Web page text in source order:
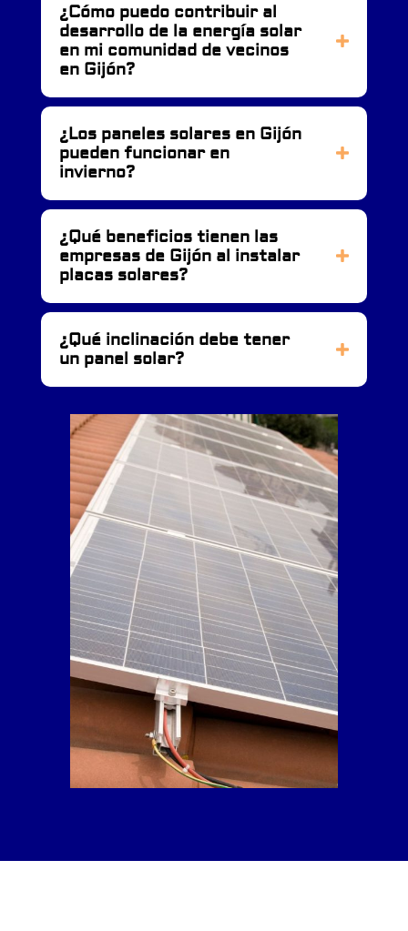
¿Cómo puedo contribuir al
desarrollo de la energía solar
en mi comunidad de vecinos
en Gijón?
¿Los paneles solares en Gijón
pueden funcionar en
invierno?
¿Qué beneficios tienen las
empresas de Gijón al instalar
placas solares?
¿Qué inclinación debe tener
un panel solar?